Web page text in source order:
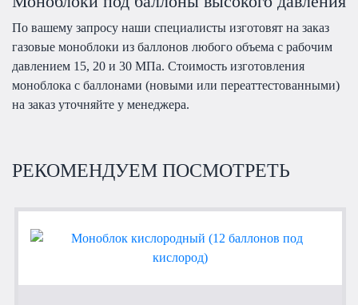
По вашему запросу наши специалисты изготовят на заказ
газовые моноблоки из баллонов любого объема с рабочим
давлением 15, 20 и 30 МПа. Стоимость изготовления
моноблока с баллонами (новыми или переаттестованными)
на заказ уточняйте у менеджера.
РЕКОМЕНДУЕМ ПОСМОТРЕТЬ